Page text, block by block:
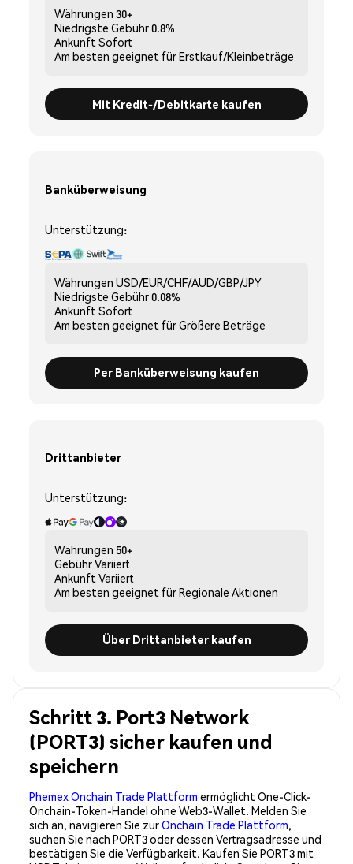
Währungen 30+
Niedrigste Gebühr0.8%
Ankunft Sofort
Am besten geeignet fürErstkauf/Kleinbeträge
Mit Kredit-/Debitkarte kaufen
Banküberweisung
Unterstützung:
Währungen USD/EUR/CHF/AUD/GBP/JPY
Niedrigste Gebühr0.08%
Ankunft Sofort
Am besten geeignet fürGrößere Beträge
Per Banküberweisung kaufen
Drittanbieter
Unterstützung:
Währungen 50+
GebührVariiert
Ankunft Variiert
Am besten geeignet fürRegionale Aktionen
Über Drittanbieter kaufen
Schritt 3. Port3 Network
(PORT3) sicher kaufen und
speichern
Phemex Onchain Trade Plattform ermöglicht One-Click-
Onchain-Token-Handel ohne Web3-Wallet. Melden Sie
sich an, navigieren Sie zurOnchain Trade Plattform,
suchen Sie nach PORT3 oder dessen Vertragsadresse und
bestätigen Sie die Verfügbarkeit. Kaufen Sie PORT3 mit